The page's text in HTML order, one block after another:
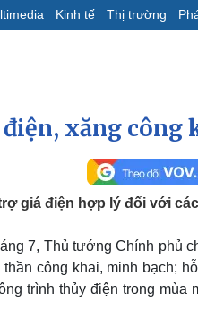
Kinh tế Thị trường
phòng
Thể thao
Lịch thi đấu
Thế giới thể thao
eSports
Hậu trường
xăng công
giá điện hợp lý đối với
7, Thủ tướng Chính phủ
công khai, minh bạch;
trình thủy điện trong